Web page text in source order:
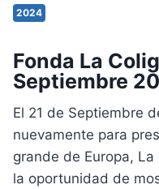
2024
Fonda La
Septiembre
El 21 de Septiembre
nuevamente para
grande de Europa,
la oportunidad de